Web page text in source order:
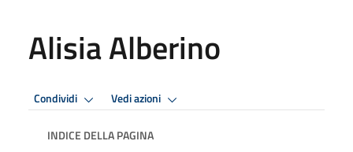
Alisia Alberino
Condividi Vedi azioni
INDICE DELLA PAGINA